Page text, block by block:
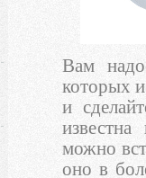
Вам
которых
и
можно
оно в